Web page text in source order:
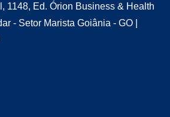
1148, Ed. Órion Business & Health
- Setor Marista Goiânia - GO |